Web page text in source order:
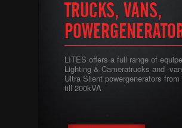
TRUCKS, VANS,
LITES offers a full range of
Lighting & Cameratrucks and -
Ultra Silent powergenerators
till 200kVA